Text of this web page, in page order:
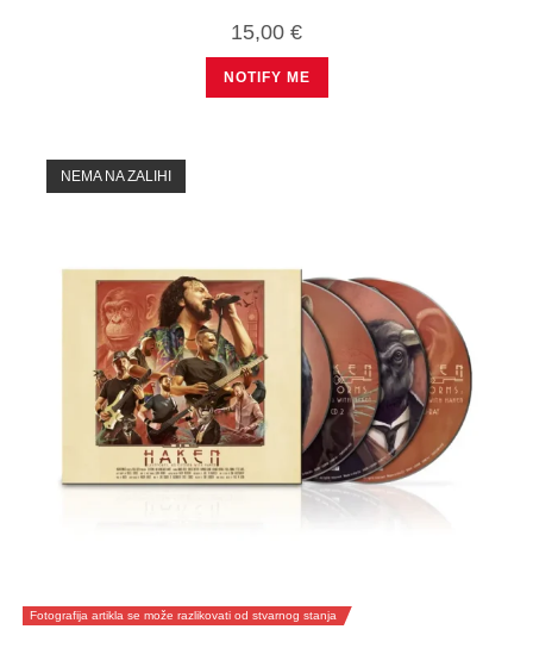
15,00 €
NOTIFY ME
Fotografija artikla se može razlikovati od stvarnog stanja
NEMA NA ZALIHI